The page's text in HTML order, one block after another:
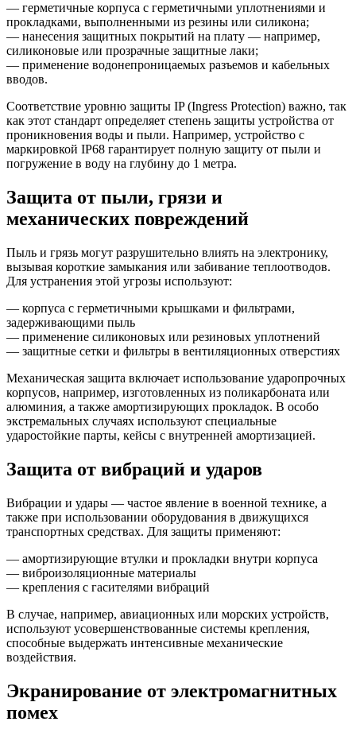
— герметичные корпуса с герметичными уплотнениями и
прокладками, выполненными из резины или силикона;
— нанесения защитных покрытий на плату — например,
силиконовые или прозрачные защитные лаки;
— применение водонепроницаемых разъемов и кабельных
вводов.
Соответствие уровню защиты IP (Ingress Protection) важно, так
как этот стандарт определяет степень защиты устройства от
проникновения воды и пыли. Например, устройство с
маркировкой IP68 гарантирует полную защиту от пыли и
погружение в воду на глубину до 1 метра.
Защита от пыли, грязи и
механических повреждений
Пыль и грязь могут разрушительно влиять на электронику,
вызывая короткие замыкания или забивание теплоотводов.
Для устранения этой угрозы используют:
— корпуса с герметичными крышками и фильтрами,
задерживающими пыль
— применение силиконовых или резиновых уплотнений
— защитные сетки и фильтры в вентиляционных отверстиях
Механическая защита включает использование ударопрочных
корпусов, например, изготовленных из поликарбоната или
алюминия, а также амортизирующих прокладок. В особо
экстремальных случаях используют специальные
ударостойкие парты, кейсы с внутренней амортизацией.
Защита от вибраций и ударов
Вибрации и удары — частое явление в военной технике, а
также при использовании оборудования в движущихся
транспортных средствах. Для защиты применяют:
— амортизирующие втулки и прокладки внутри корпуса
— виброизоляционные материалы
— крепления с гасителями вибраций
В случае, например, авиационных или морских устройств,
используют усовершенствованные системы крепления,
способные выдержать интенсивные механические
воздействия.
Экранирование от электромагнитных
помех